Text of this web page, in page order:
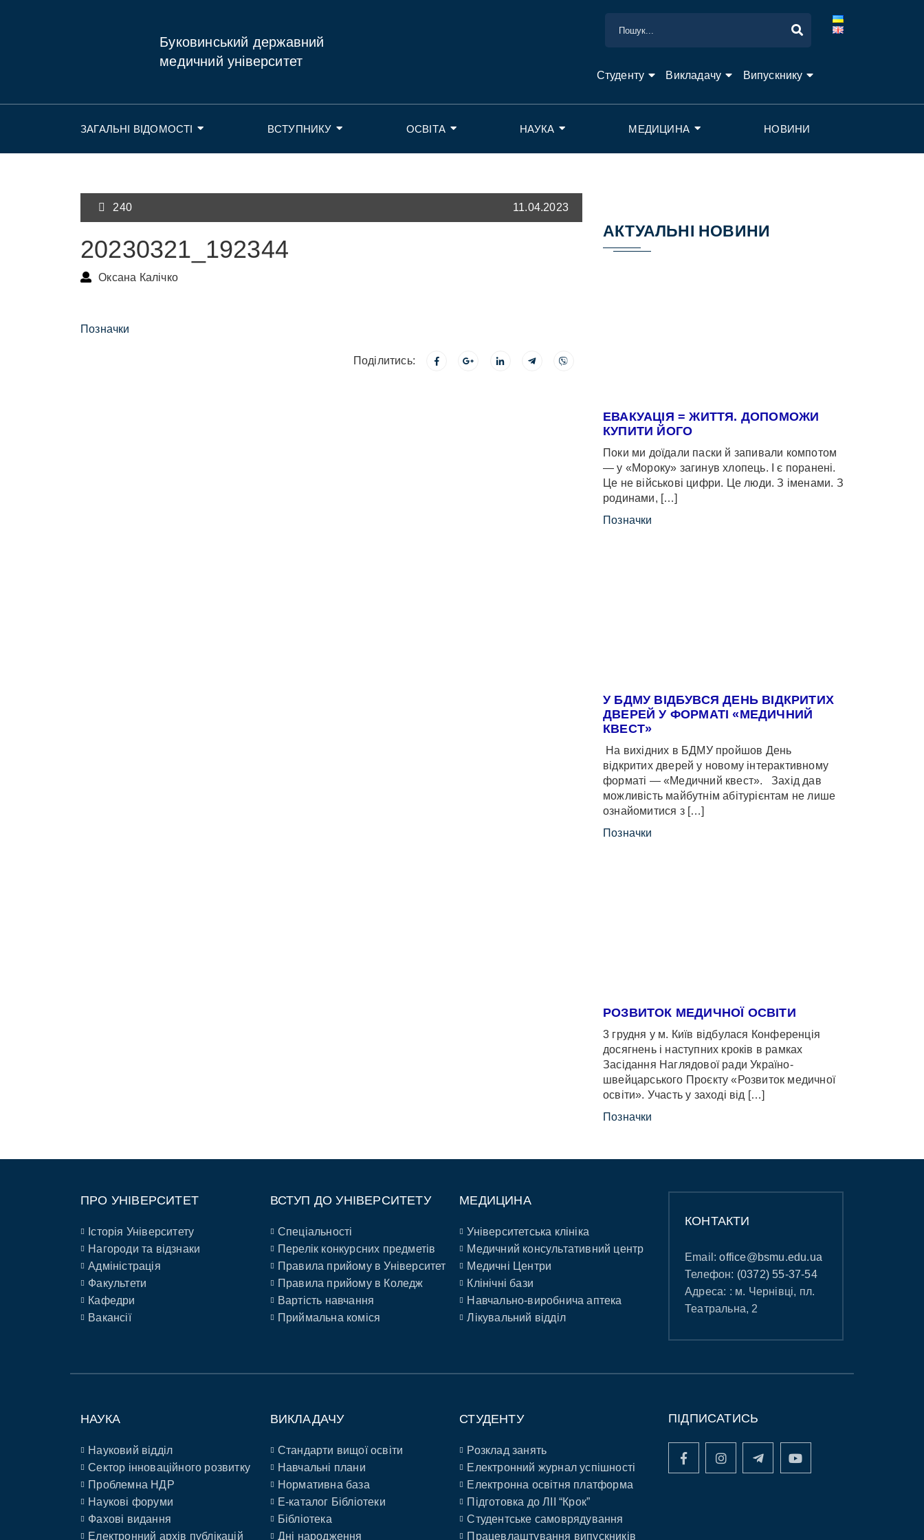
Буковинський державний
медичний університет
Студенту Викладачу Випускнику
ЗАГАЛЬНІ ВІДОМОСТІ ВСТУПНИКУ ОСВІТА НАУКА МЕДИЦИНА НОВИНИ
240 11.04.2023
20230321_192344
Оксана Калічко
Позначки
Поділитись:
АКТУАЛЬНІ НОВИНИ
ЕВАКУАЦІЯ = ЖИТТЯ. ДОПОМОЖИ
КУПИТИ ЙОГО
Поки ми доїдали паски й запивали компотом
— у «Мороку» загинув хлопець. І є поранені.
Це не військові цифри. Це люди. З іменами. З
родинами, […]
Позначки
У БДМУ ВІДБУВСЯ ДЕНЬ ВІДКРИТИХ
ДВЕРЕЙ У ФОРМАТІ «МЕДИЧНИЙ
КВЕСТ»
На вихідних в БДМУ пройшов День
відкритих дверей у новому інтерактивному
форматі — «Медичний квест». Захід дав
можливість майбутнім абітурієнтам не лише
ознайомитися з […]
Позначки
РОЗВИТОК МЕДИЧНОЇ ОСВІТИ
3 грудня у м. Київ відбулася Конференція
досягнень і наступних кроків в рамках
Засідання Наглядової ради Україно-
швейцарського Проєкту «Розвиток медичної
освіти». Участь у заході від […]
Позначки
ПРО УНІВЕРСИТЕТ
Історія Університету
Нагороди та відзнаки
Адміністрація
Факультети
Кафедри
Вакансії
ВСТУП ДО УНІВЕРСИТЕТУ
Спеціальності
Перелік конкурсних предметів
Правила прийому в Університет
Правила прийому в Коледж
Вартість навчання
Приймальна коміся
МЕДИЦИНА
Університетська клініка
Медичний консультативний центр
Медичні Центри
Клінічні бази
Навчально-виробнича аптека
Лікувальний відділ
КОНТАКТИ
Email:office@bsmu.edu.ua
Телефон: (0372) 55-37-54
Адреса: : м. Чернівці, пл.
Театральна, 2
НАУКА
Науковий відділ
Сектор інноваційного розвитку
Проблемна НДР
Наукові форуми
Фахові видання
Електронний архів публікацій
ВИКЛАДАЧУ
Стандарти вищої освіти
Навчальні плани
Нормативна база
E-каталог Бібліотеки
Бібліотека
Дні народження
СТУДЕНТУ
Розклад занять
Електронний журнал успішності
Електронна освітня платформа
Підготовка до ЛІІ “Крок”
Студентське самоврядування
Працевлаштування випускників
ПІДПИСАТИСЬ